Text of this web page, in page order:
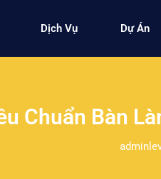
Dịch Vụ Dự Án
Chuẩn Bàn